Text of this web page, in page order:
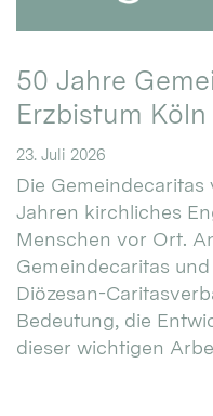
50 Jahre
Erzbistum Köln
23. Juli 2026
Die
Jahren kirchliches
Menschen vor Ort.
Gemeindecaritas
Diözesan-
Bedeutung, die
dieser wichtigen